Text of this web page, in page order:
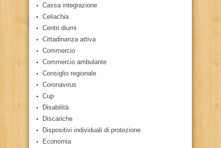
Cassa integrazione
Celiachia
Centri diurni
Cittadinanza attiva
Commercio
Commercio ambulante
Consiglio regionale
Coronavirus
Cup
Disabilità
Discariche
Dispositivi individuali di protezione
Economia